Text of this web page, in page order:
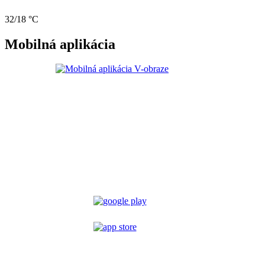
32/18 °C
Mobilná aplikácia